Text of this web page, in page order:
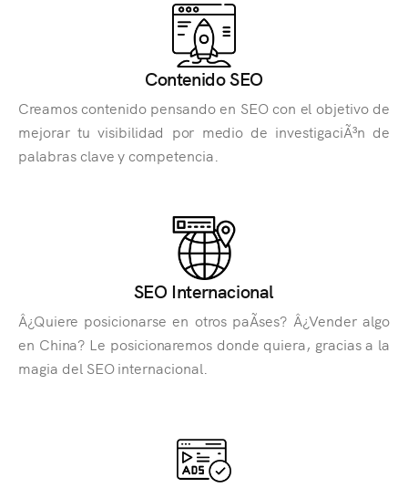
Contenido SEO
Creamos contenido pensando en SEO con el objetivo de
mejorar tu visibilidad por medio de investigaciÃ³n de
palabras clave y competencia.
SEO Internacional
Â¿Quiere posicionarse en otros paÃ­ses? Â¿Vender algo
en China? Le posicionaremos donde quiera, gracias a la
magia del SEO internacional.